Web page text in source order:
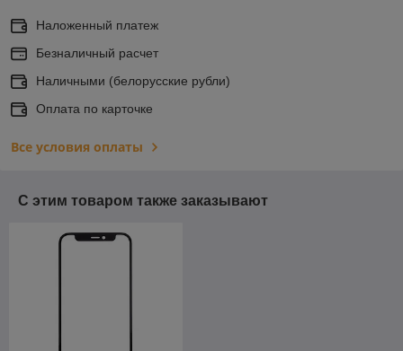
Наложенный платеж
Безналичный расчет
Наличными (белорусские рубли)
Оплата по карточке
Все условия оплаты
С этим товаром также заказывают